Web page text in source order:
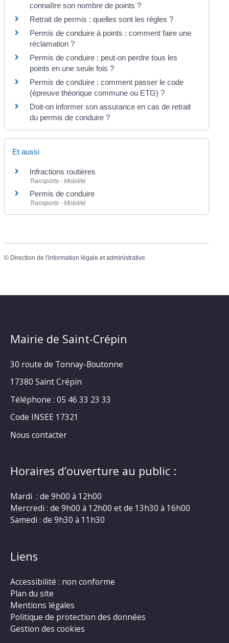
connaître son nombre de points ?
Retrait de permis : quelles sont les règles ?
Permis de conduire à points : comment faire une
réclamation ?
Permis de conduire : peut-on perdre tous les
points en une seule fois ?
Permis de conduire : comment passer le code
(épreuve théorique commune ou ETG) ?
Doit-on informer son assurance en cas de retrait
du permis de conduire ?
Et aussi
Infractions routières
Transports - Mobilité
Permis de conduire
Transports - Mobilité
© Direction de l'information légale et administrative
Mairie de Saint-Crépin
30 route de Tonnay-Boutonne
17380 Saint Crépin
Téléphone : 05 46 33 23 33
Code INSEE 17321
Nous contacter
Horaires d’ouverture au public :
Mardi : de 9h00 à 12h00
Mercredi : de 9h00 à 12h00 et de 13h30 à 16h00
Samedi : de 9h30 à 11h30
Liens
Accessibilité : non conforme
Plan du site
Mentions légales
Politique de protection des données
Gestion des cookies